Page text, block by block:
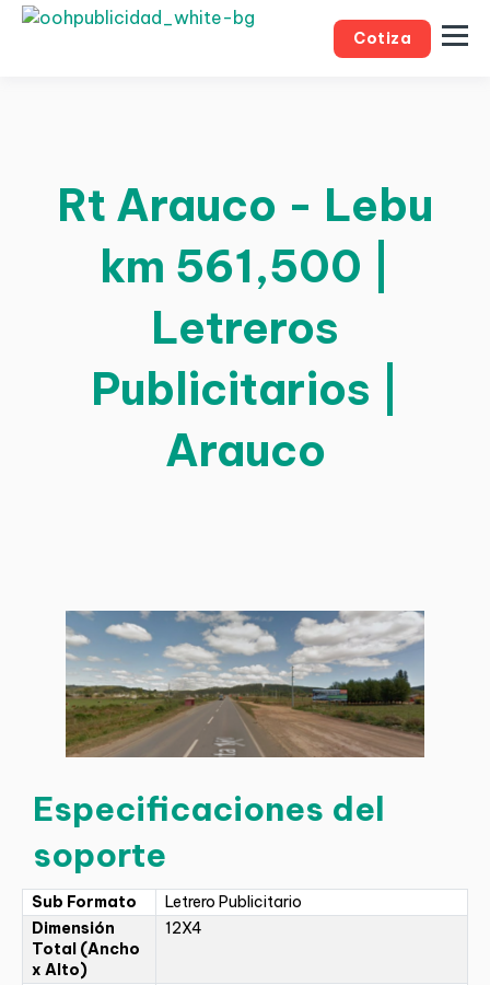
Cotiza
Rt Arauco - Lebu
km 561,500 |
Letreros
Publicitarios |
Arauco
Especificaciones del
soporte
Sub Formato
Letrero Publicitario
Dimensión
Total (Ancho
x Alto)
12X4